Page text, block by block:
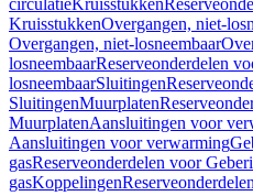
circulatieKruisstukken
KruisstukkenOvergangen, niet-
Overgangen, niet-losneembaar
losneembaarReserveonderdelen
losneembaarSluitingen
SluitingenMuurplaten
MuurplatenAansluitingen voor
Aansluitingen voor verwarming
gasReserveonderdelen voor
gasKoppelingen